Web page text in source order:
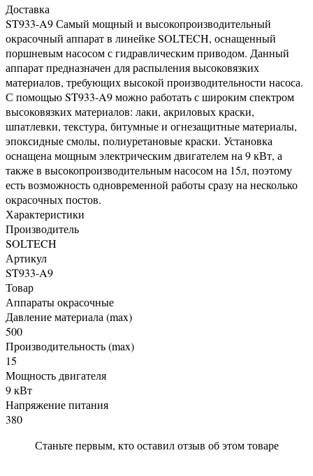
Доставка
ST933-A9 Самый мощный и высокопроизводительный
окрасочный аппарат в линейке SOLTECH, оснащенный
поршневым насосом с гидравлическим приводом. Данный
аппарат предназначен для распыления высоковязких
материалов, требующих высокой производительности насоса.
С помощью ST933-A9 можно работать с широким спектром
высоковязких материалов: лаки, акриловых краски,
шпатлевки, текстура, битумные и огнезащитные материалы,
эпоксидные смолы, полиуретановые краски. Установка
оснащена мощным электрическим двигателем на 9 кВт, а
также в высокопроизводительным насосом на 15л, поэтому
есть возможность одновременной работы сразу на несколько
окрасочных постов.
Характеристики
Производитель
SOLTECH
Артикул
ST933-A9
Товар
Аппараты окрасочные
Давление материала (max)
500
Производительность (max)
15
Мощность двигателя
9 кВт
Напряжение питания
380
Станьте первым, кто оставил отзыв об этом товаре